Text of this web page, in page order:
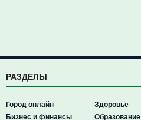
РАЗДЕЛЫ
Город онлайн
Бизнес и финансы
Здоровье
Образование